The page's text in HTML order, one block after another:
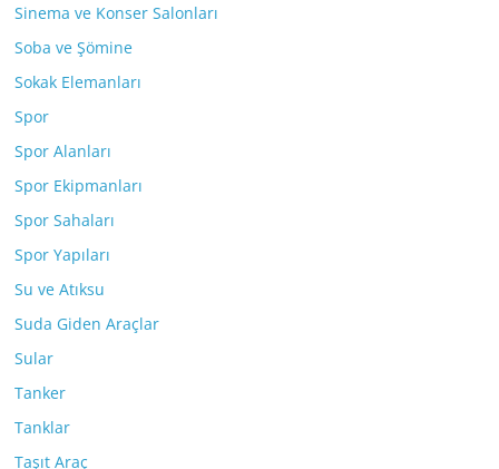
Sinema ve Konser Salonları
Soba ve Şömine
Sokak Elemanları
Spor
Spor Alanları
Spor Ekipmanları
Spor Sahaları
Spor Yapıları
Su ve Atıksu
Suda Giden Araçlar
Sular
Tanker
Tanklar
Taşıt Araç